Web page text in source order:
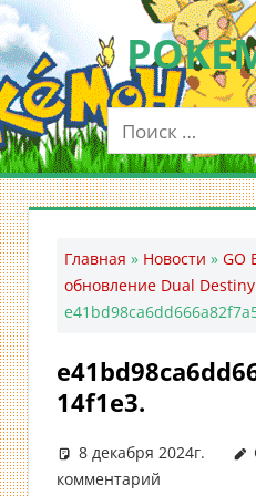
Перейти
к
содержимому
Мобильное
приложение
для
ловли
Покемон
Главная » Новости » GO
обновление Dual Destiny
14f1e3.
8 декабря 2024г.
комментарий